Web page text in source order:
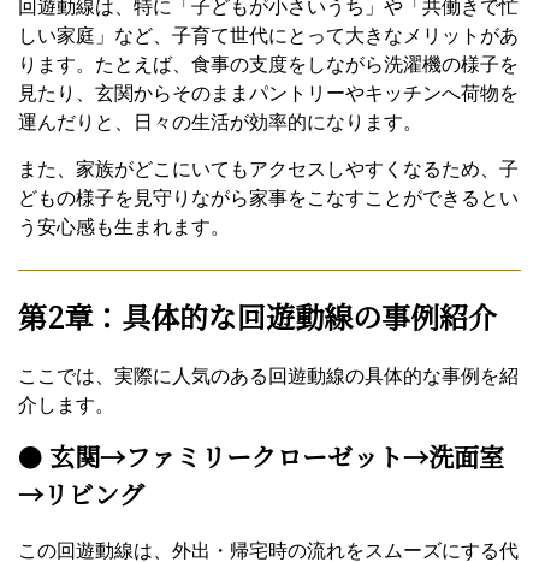
回遊動線は、特に「子どもが小さいうち」や「共働きで忙
しい家庭」など、子育て世代にとって大きなメリットがあ
ります。たとえば、食事の支度をしながら洗濯機の様子を
見たり、玄関からそのままパントリーやキッチンへ荷物を
運んだりと、日々の生活が効率的になります。
また、家族がどこにいてもアクセスしやすくなるため、子
どもの様子を見守りながら家事をこなすことができるとい
う安心感も生まれます。
第2章：具体的な回遊動線の事例紹介
ここでは、実際に人気のある回遊動線の具体的な事例を紹
介します。
● 玄関→ファミリークローゼット→洗面室
→リビング
この回遊動線は、外出・帰宅時の流れをスムーズにする代